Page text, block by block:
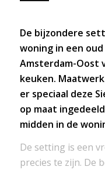
De bijzondere
woning in een
Amsterdam-Oost
keuken.
er speciaal deze
op maat
midden in de
De setting is een
precies te zijn. De